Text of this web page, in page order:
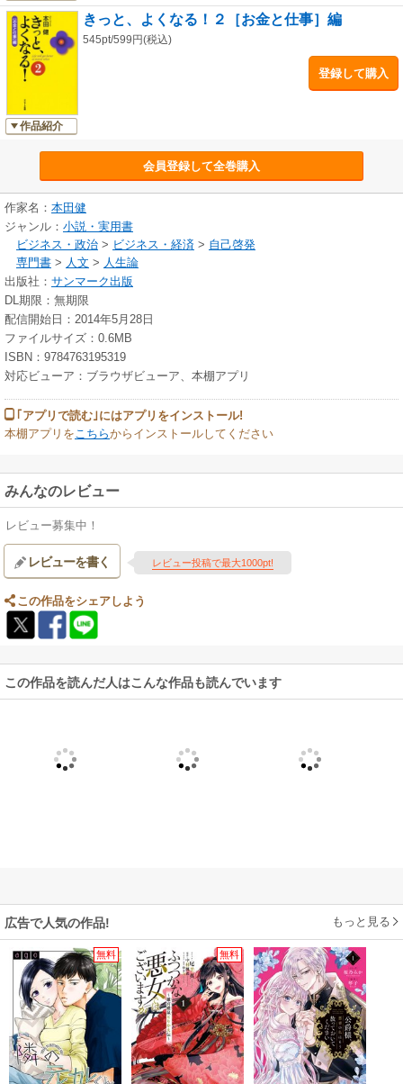
作品紹介
きっと、よくなる！２［お金と仕事］編
545pt/599円(税込)
登録して購入
会員登録して全巻購入
作家名： 本田健
ジャンル： 小説・実用書
ビジネス・政治 > ビジネス・経済 > 自己啓発
専門書 > 人文 > 人生論
出版社： サンマーク出版
DL期限：無期限
配信開始日：2014年5月28日
ファイルサイズ：0.6MB
ISBN：9784763195319
対応ビューア：ブラウザビューア、本棚アプリ
｢アプリで読む｣にはアプリをインストール!
本棚アプリを こちらからインストールしてください
みんなのレビュー
レビュー募集中！
レビューを書く レビュー投稿で最大1000pt!
この作品をシェアしよう
この作品を読んだ人はこんな作品も読んでいます
広告で人気の作品! もっと見る
無料 無料